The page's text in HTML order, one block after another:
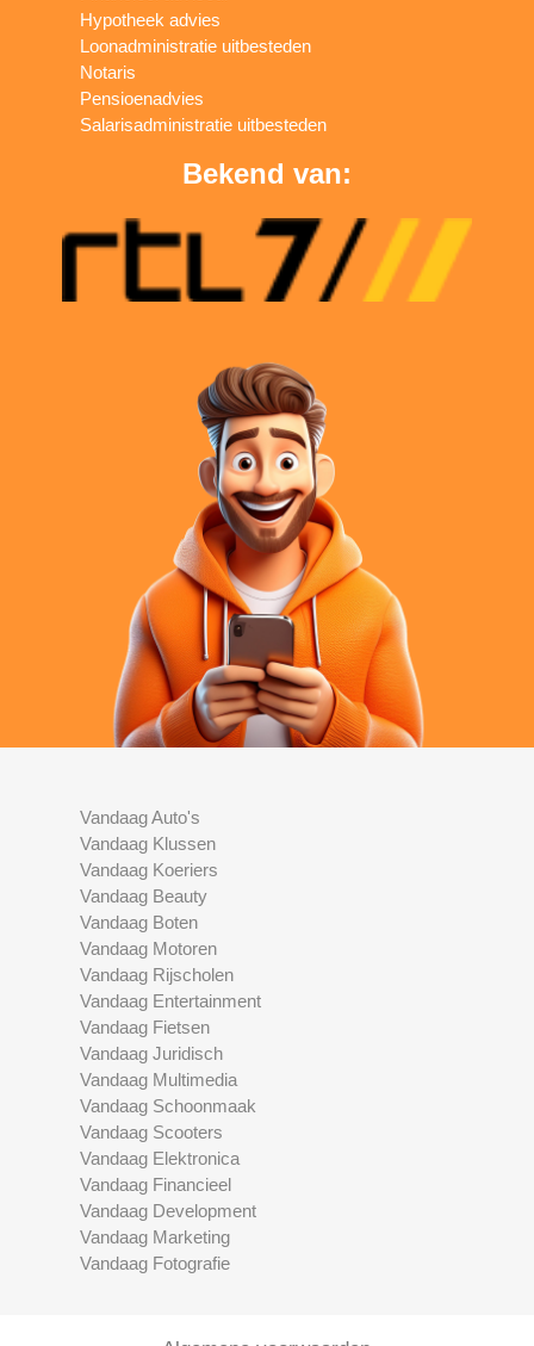
Hypotheek advies
Loonadministratie uitbesteden
Notaris
Pensioenadvies
Salarisadministratie uitbesteden
Bekend van:
Vandaag Auto's
Vandaag Klussen
Vandaag Koeriers
Vandaag Beauty
Vandaag Boten
Vandaag Motoren
Vandaag Rijscholen
Vandaag Entertainment
Vandaag Fietsen
Vandaag Juridisch
Vandaag Multimedia
Vandaag Schoonmaak
Vandaag Scooters
Vandaag Elektronica
Vandaag Financieel
Vandaag Development
Vandaag Marketing
Vandaag Fotografie